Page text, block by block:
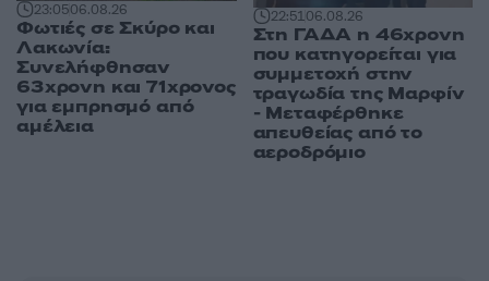
23:0506.08.26
Φωτιές σε Σκύρο και
Λακωνία:
Συνελήφθησαν
63χρονη και 71χρονος
για εμπρησμό από
αμέλεια
22:5106.08.26
Στη ΓΑΔΑ η 46χρονη
που κατηγορείται για
συμμετοχή στην
τραγωδία της Μαρφίν
- Μεταφέρθηκε
απευθείας από το
αεροδρόμιο